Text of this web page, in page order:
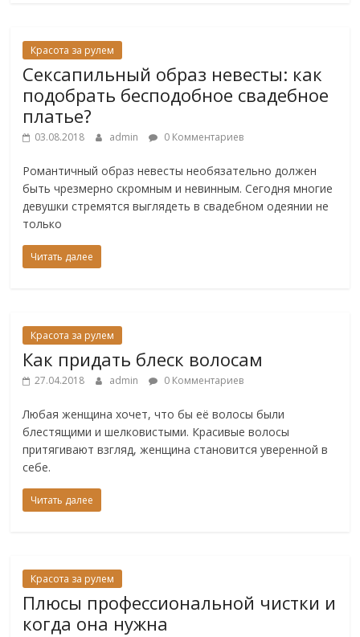
Красота за рулем
Сексапильный образ невесты: как
подобрать бесподобное свадебное
платье?
03.08.2018 admin 0 Комментариев
Романтичный образ невесты необязательно должен
быть чрезмерно скромным и невинным. Сегодня многие
девушки стремятся выглядеть в свадебном одеянии не
только
Читать далее
Красота за рулем
Как придать блеск волосам
27.04.2018 admin 0 Комментариев
Любая женщина хочет, что бы её волосы были
блестящими и шелковистыми. Красивые волосы
притягивают взгляд, женщина становится уверенной в
себе.
Читать далее
Красота за рулем
Плюсы профессиональной чистки и
когда она нужна